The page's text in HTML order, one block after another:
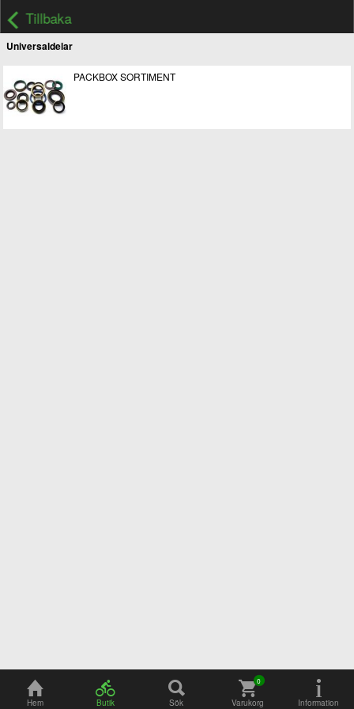
Tillbaka
Universaldelar
PACKBOX SORTIMENT
Adress Öppettider
Hem Butik Sök Varukorg Information